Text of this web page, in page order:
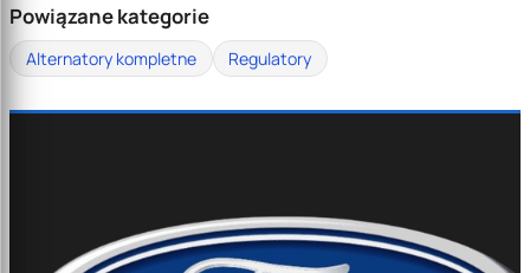
Powiązane kategorie
Alternatory kompletne Regulatory